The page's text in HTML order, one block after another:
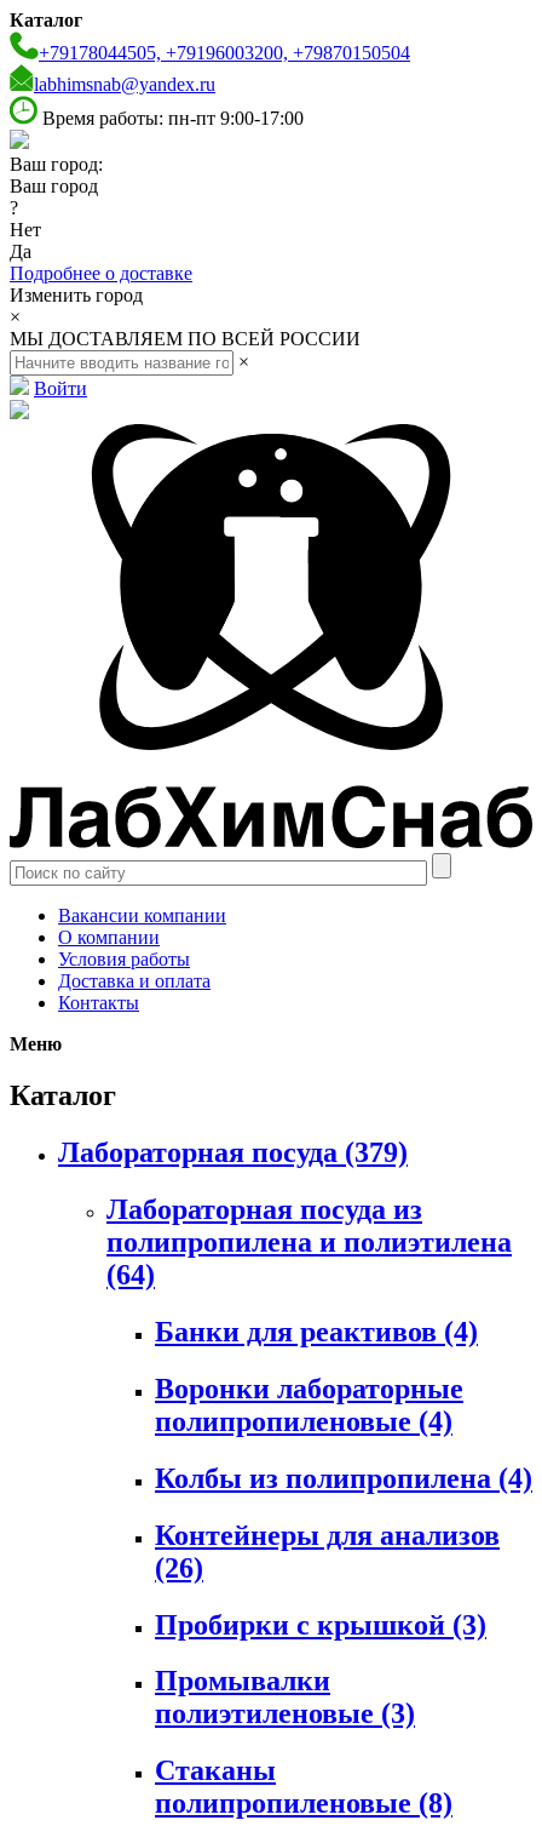
Каталог
+79178044505, +79196003200, +79870150504
labhimsnab@yandex.ru
Время работы: пн-пт 9:00-17:00
Ваш город:
Ваш город
?
Нет
Да
Подробнее о доставке
Изменить город
×
МЫ ДОСТАВЛЯЕМ ПО ВСЕЙ РОССИИ
×
Войти
Вакансии компании
О компании
Условия работы
Доставка и оплата
Контакты
Меню
Каталог
Лабораторная посуда (379)
Лабораторная посуда из
полипропилена и полиэтилена
(64)
Банки для реактивов (4)
Воронки лабораторные
полипропиленовые (4)
Колбы из полипропилена (4)
Контейнеры для анализов
(26)
Пробирки с крышкой (3)
Промывалки
полиэтиленовые (3)
Стаканы
полипропиленовые (8)